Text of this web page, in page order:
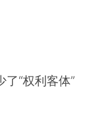
“权利客体”